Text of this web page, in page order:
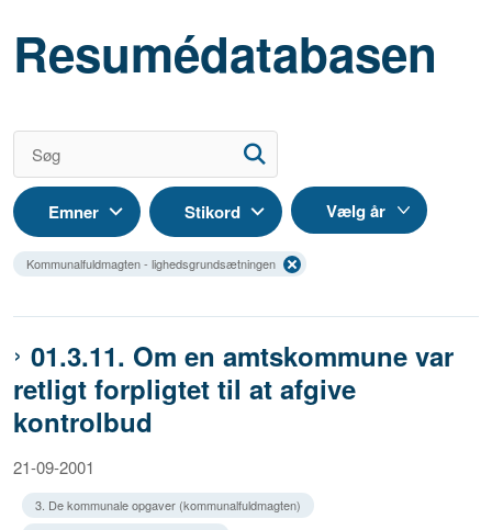
Resumédatabasen
Emner Stikord
Kommunalfuldmagten - lighedsgrundsætningen
01.3.11. Om en amtskommune var
retligt forpligtet til at afgive
kontrolbud
21-09-2001
3. De kommunale opgaver (kommunalfuldmagten)